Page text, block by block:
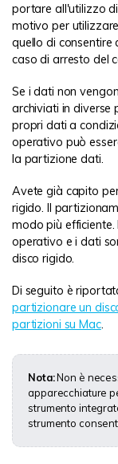
portare all'utilizzo
motivo per
quello di consentire
caso di arresto del
Se i dati non
archiviati in diverse
propri dati a
operativo può
la partizione dati.
Avete già capito
rigido. Il
modo più efficiente.
operativo e i dati
disco rigido.
Di seguito è
partizionare un
partizioni su Mac.
Nota:Non è
apparecchiature
strumento
strumento